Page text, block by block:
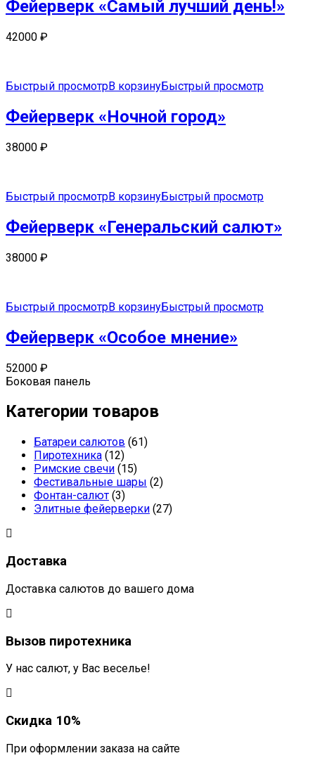
Фейерверк «Самый лучший день!»
42000 ₽
Быстрый просмотрВ корзинуБыстрый просмотр
Фейерверк «Ночной город»
38000 ₽
Быстрый просмотрВ корзинуБыстрый просмотр
Фейерверк «Генеральский салют»
38000 ₽
Быстрый просмотрВ корзинуБыстрый просмотр
Фейерверк «Особое мнение»
52000 ₽
Боковая панель
Категории товаров
Батареи салютов (61)
Пиротехника (12)
Римские свечи (15)
Фестивальные шары (2)
Фонтан-салют (3)
Элитные фейерверки (27)
Доставка
Доставка салютов до вашего дома
Вызов пиротехника
У нас салют, у Вас веселье!
Скидка 10%
При оформлении заказа на сайте